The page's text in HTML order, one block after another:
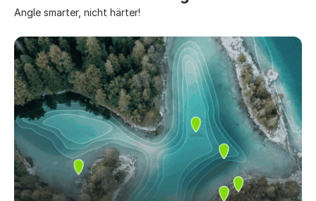
Angle smarter, nicht härter!